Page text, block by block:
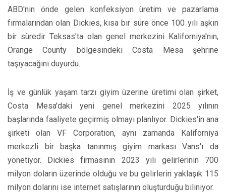
ABD'nin önde gelen konfeksiyon üretim ve pazarlama
firmalarından olan Dickies, kısa bir süre önce 100 yılı aşkın
bir süredir Teksas'ta olan genel merkezini Kaliforniya'nın,
Orange County bölgesindeki Costa Mesa şehrine
taşıyacağını duyurdu.
İş ve günlük yaşam tarzı giyim üzerine üretimi olan şirket,
Costa Mesa'daki yeni genel merkezini 2025 yılının
başlarında faaliyete geçirmiş olmayı planlıyor. Dickies'in ana
şirketi olan VF Corporation, aynı zamanda Kaliforniya
merkezli bir başka tanınmış giyim markası Vans'ı da
yönetiyor. Dickies firmasının 2023 yılı gelirlerinin 700
milyon doların üzerinde olduğu ve bu gelirlerin yaklaşık 115
milyon dolarını ise internet satışlarının oluşturduğu biliniyor.